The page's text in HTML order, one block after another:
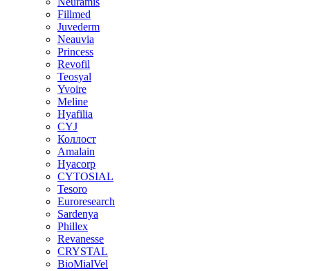
Fillmed
Juvederm
Neauvia
Princess
Revofil
Teosyal
Yvoire
Meline
Hyafilia
CYJ
Коллост
Amalain
Hyacorp
CYTOSIAL
Tesoro
Euroresearch
Sardenya
Phillex
Revanesse
CRYSTAL
BioMialVel